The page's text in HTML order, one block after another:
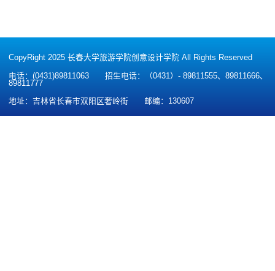
CopyRight 2025 长春大学旅游学院创意设计学院 All Rights Reserved
电话：(0431)89811063
招生电话：（0431）- 89811555、89811666、
89811777
地址：吉林省长春市双阳区奢岭街
邮编：130607